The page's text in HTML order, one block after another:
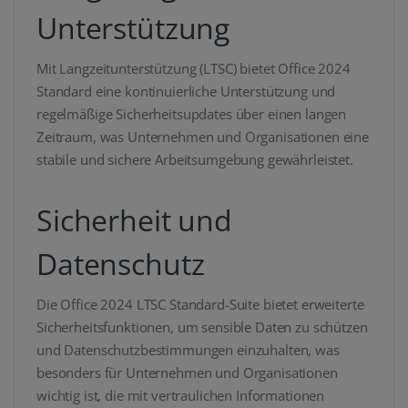
Unterstützung
Mit Langzeitunterstützung (LTSC) bietet Office 2024
Standard eine kontinuierliche Unterstützung und
regelmäßige Sicherheitsupdates über einen langen
Zeitraum, was Unternehmen und Organisationen eine
stabile und sichere Arbeitsumgebung gewährleistet.
Sicherheit und
Datenschutz
Die Office 2024 LTSC Standard-Suite bietet erweiterte
Sicherheitsfunktionen, um sensible Daten zu schützen
und Datenschutzbestimmungen einzuhalten, was
besonders für Unternehmen und Organisationen
wichtig ist, die mit vertraulichen Informationen